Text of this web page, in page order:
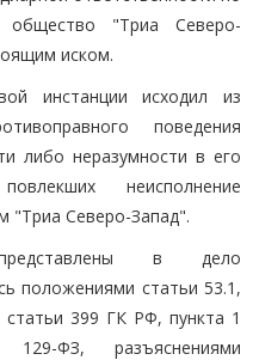
общество "Триа Северо-
иском.
инстанции исходил из
поведения
либо неразумности в его
неисполнение
"Триа Северо-Запад".
в дело
положениями статьи 53.1,
статьи 399 ГК РФ, пункта 1
ФЗ, разъяснениями